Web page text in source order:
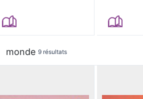
monde 9 résultats